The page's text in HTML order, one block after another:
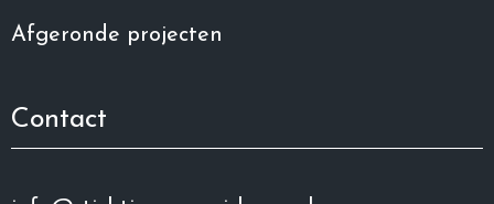
Afgeronde projecten
Contact